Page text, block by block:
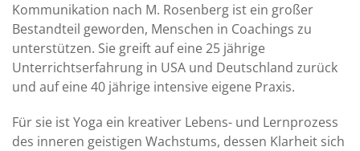
Kommunikation nach M. Rosenberg ist ein großer
Bestandteil geworden, Menschen in Coachings zu
unterstützen. Sie greift auf eine 25 jährige
Unterrichtserfahrung in USA und Deutschland zurück
und auf eine 40 jährige intensive eigene Praxis.
Für sie ist Yoga ein kreativer Lebens- und Lernprozess
des inneren geistigen Wachstums, dessen Klarheit sich